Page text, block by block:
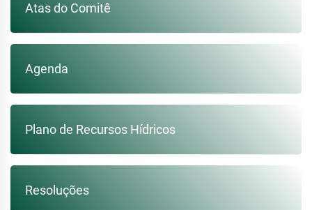
Atas do Comitê
Agenda
Plano de Recursos Hídricos
Resoluções